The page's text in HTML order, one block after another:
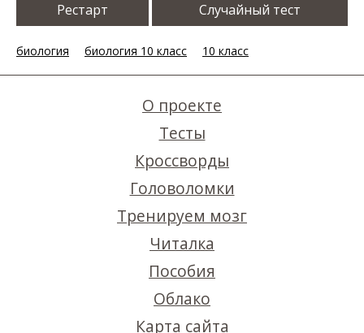
Рестарт Случайный тест
биология биология 10 класс 10 класс
О проекте
Тесты
Кроссворды
Головоломки
Тренируем мозг
Читалка
Пособия
Облако
Карта сайта